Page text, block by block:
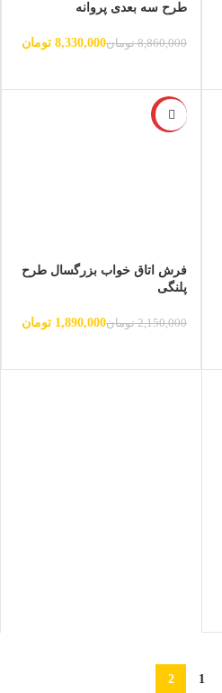
طرح سه بعدی پروانه
8,860,000 تومان8,330,000 تومان
-12%
فرش اتاق خواب بزرگسال طرح
پلنگی
2,150,000 تومان1,890,000 تومان
1
2